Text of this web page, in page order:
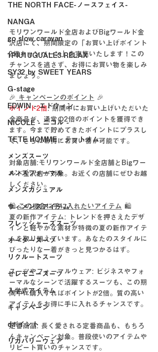
THE NORTH FACE-ノースフェイス-
NANGA
go slow caravan
1PIU1UGUALE3 RELAX
SY32 by SWEET YEARS
G-stage
EDWIN - エドウィン -
NICOLE - ニコル -
TETE HOMME - テットオム -
メンズスーツ
メンズフォーマル
メンズカジュアル
ウィメンズアイテム
フレッシャーズスーツ
オーダースーツ
リクルートスーツ
セレモニースーツ
入学式アイテム
キャンペーン
dポイント
リカバリーウェア
モリワンワールド全店およびBigワールド金
沢店にて、期間限定の「お買い上げポイント
2倍キャンペーン」を実施いたします！この
チャンスを逃さず、お得にお買い物を楽しみ
ましょう。
🎉 キャンペーンのポイント 🎉
ポイント2倍: 期間中にお買い上げいただいた
全商品が、通常の2倍のポイントを獲得でき
ます。今まで貯めてきたポイントにプラスし
て、さらにお得にお買い物が可能です。
対象店舗:モリワンワールド全店舗とBigワー
ルド金沢店が対象。お近くの店舗にぜひお越
しください。
🛍️ この機会に手に入れたいアイテム 🛍️
夏の新作アイテム: トレンドを押さえたデザ
インと軽やかな素材が特徴の夏の新作アイテ
ムを取り揃えています。あなたのスタイルに
ぴったりな一着がきっと見つかるはず。
スーツやフォーマルウェア: ビジネスやフォ
ーマルなシーンで活躍するスーツも、この期
間中に購入すればポイントが2倍。質の高い
アイテムをお得に手に入れるチャンスです。
定番商品: 長く愛される定番商品も、もちろ
んキャンペーン対象。普段使いのアイテムや
リピート買いのチャンスです。